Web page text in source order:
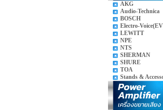
AKG
Audio-Technica
BOSCH
Electro-
LEWITT
NPE
NTS
SHERMAN
SHURE
TOA
Stands &